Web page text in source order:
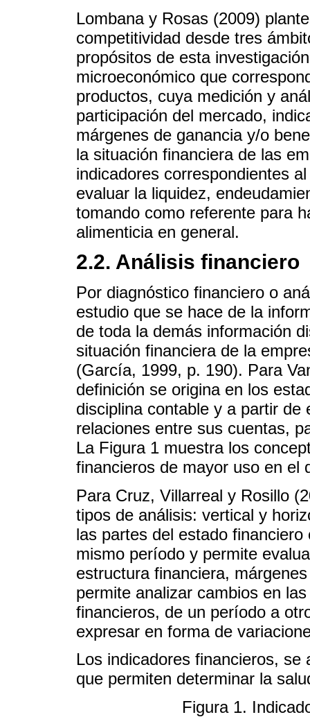
Lombana y Rosas (2009)
competitividad desde tres
propósitos de esta
microeconómico que
productos, cuya medición y
participación del mercado,
márgenes de ganancia y/o
la situación financiera de las
indicadores correspondientes
evaluar la liquidez,
tomando como referente para
alimenticia en general.
2.2. Análisis financiero
Por diagnóstico financiero o
estudio que se hace de la
de toda la demás información
situación financiera de la
(García, 1999, p. 190). Para
definición se origina en los
disciplina contable y a partir
relaciones entre sus cuentas,
La Figura 1 muestra los
financieros de mayor uso en el
Para Cruz, Villarreal y Rosillo
tipos de análisis: vertical y
las partes del estado
mismo período y permite
estructura financiera,
permite analizar cambios en
financieros, de un período a
expresar en forma de
Los indicadores financieros,
que permiten determinar la
Figura 1.